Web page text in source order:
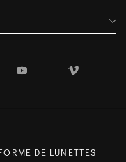
YouTube
DE LUNETTES